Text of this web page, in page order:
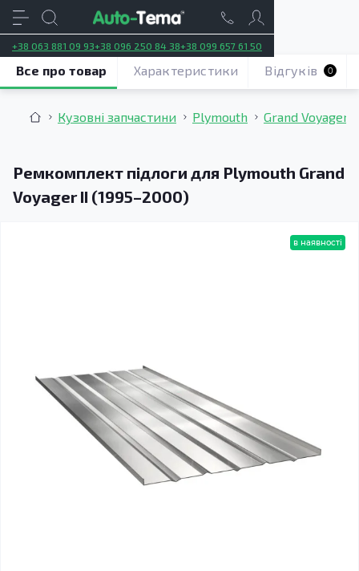
+38 063 881 09 93+38 096 250 84 38+38 099 657 61 50
Кузовні запчастини Plymouth Grand Voyager
Ремкомплект підлоги для Plymouth Grand
Voyager II (1995–2000)
Все про товар Характеристики Відгуків 0
в наявності